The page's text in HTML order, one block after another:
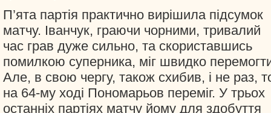
П’ята партія практично вирішила підсумок
матчу. Іванчук, граючи чорними, тривалий
час грав дуже сильно, та скориставшись
помилкою суперника, міг швидко
Але, в свою чергу, також схибив, і не раз,
на 64-му ході Пономарьов переміг. У трьох
останніх партіях матчу йому для здобуття